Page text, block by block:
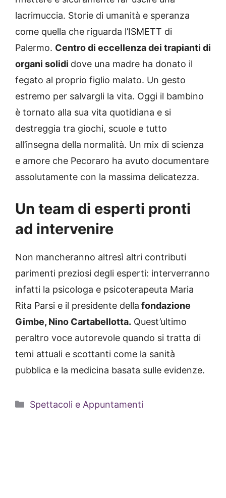
lacrimuccia. Storie di umanità e speranza
come quella che riguarda l’ISMETT di
Palermo. Centro di eccellenza dei trapianti di
organi solidi dove una madre ha donato il
fegato al proprio figlio malato. Un gesto
estremo per salvargli la vita. Oggi il bambino
è tornato alla sua vita quotidiana e si
destreggia tra giochi, scuole e tutto
all’insegna della normalità. Un mix di scienza
e amore che Pecoraro ha avuto documentare
assolutamente con la massima delicatezza.
Un team di esperti pronti
ad intervenire
Non mancheranno altresì altri contributi
parimenti preziosi degli esperti: interverranno
infatti la psicologa e psicoterapeuta Maria
Rita Parsi e il presidente della fondazione
Gimbe, Nino Cartabellotta. Quest’ultimo
peraltro voce autorevole quando si tratta di
temi attuali e scottanti come la sanità
pubblica e la medicina basata sulle evidenze.
Categorie
Spettacoli e Appuntamenti